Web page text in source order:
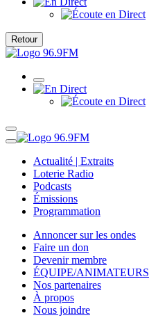
Retour
Actualité | Extraits
Loterie Radio
Podcasts
Émissions
Programmation
Annoncer sur les ondes
Faire un don
Devenir membre
ÉQUIPE/ANIMATEURS
Nos partenaires
À propos
Nous joindre